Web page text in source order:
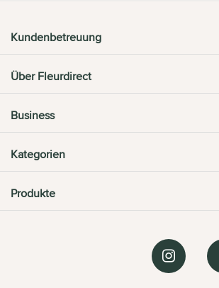
Kundenbetreuung
Über Fleurdirect
Business
Kategorien
Produkte